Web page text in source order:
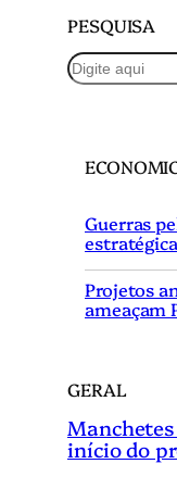
PESQUISA
P
e
Guerras
Projetos
ameaçam
GERAL
início do